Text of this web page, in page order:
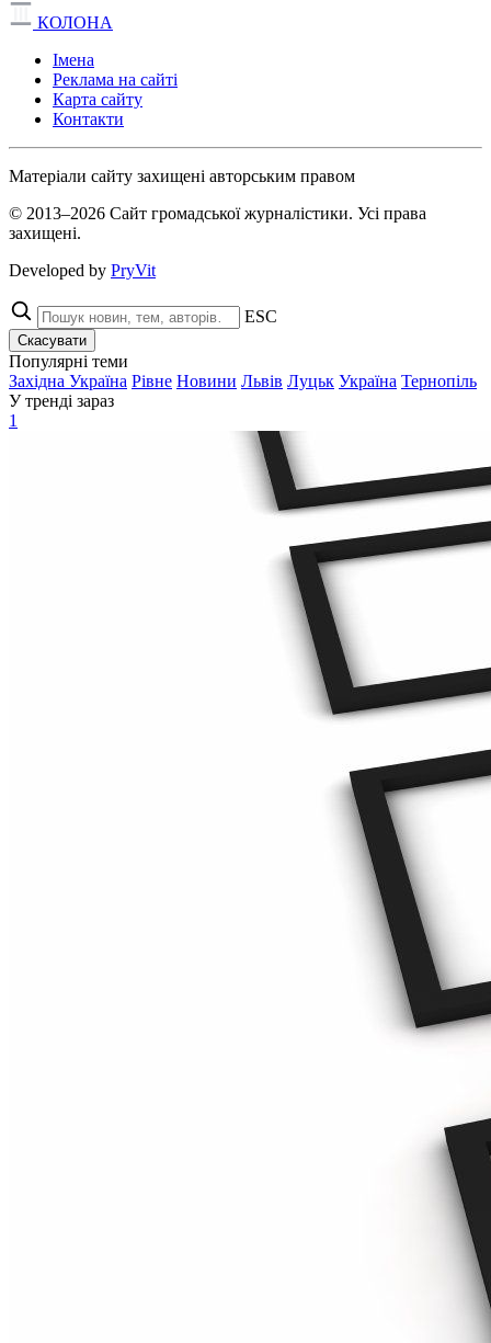
КОЛОНА
Імена
Реклама на сайті
Карта сайту
Контакти
Матеріали сайту захищені авторським правом
© 2013–2026 Сайт громадської журналістики. Усі права
захищені.
Developed by PryVit
ESC
Скасувати
Популярні теми
Західна Україна Рівне Новини Львів Луцьк Україна Тернопіль
У тренді зараз
1